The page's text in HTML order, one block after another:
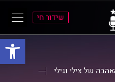
פתח
שידור חי
של צילי וגילי